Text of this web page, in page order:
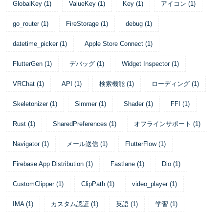
GlobalKey (1) ValueKey (1) Key (1) アイコン (1)
go_router (1) FireStorage (1) debug (1)
datetime_picker (1) Apple Store Connect (1)
FlutterGen (1) デバッグ (1) Widget Inspector (1)
VRChat (1) API (1) 検索機能 (1) ローディング (1)
Skeletonizer (1) Simmer (1) Shader (1) FFI (1)
Rust (1) SharedPreferences (1) オフラインサポート (1)
Navigator (1) メール送信 (1) FlutterFlow (1)
Firebase App Distribution (1) Fastlane (1) Dio (1)
CustomClipper (1) ClipPath (1) video_player (1)
IMA (1) カスタム認証 (1) 英語 (1) 学習 (1)